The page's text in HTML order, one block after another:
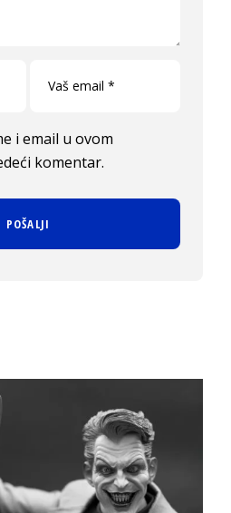
i email u ovom
komentar.